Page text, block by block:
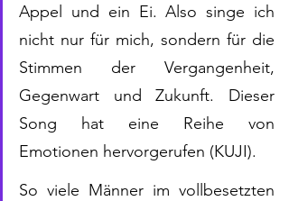
Appel und ein Ei. Also singe ich
nicht nur für mich, sondern für die
Stimmen der Vergangenheit,
Gegenwart und Zukunft. Dieser
Song hat eine Reihe von
Emotionen hervorgerufen (KUJI).
So viele Männer im vollbesetzten